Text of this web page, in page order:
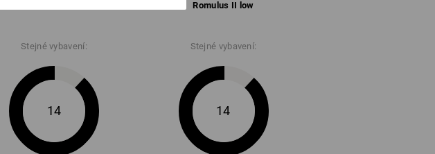
Romulus II low
Stejné vybavení:
14
Stejné vybavení:
14